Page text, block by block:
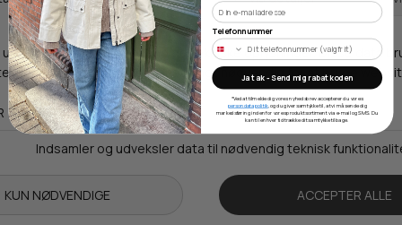
Adresse
Hestehaven 21 K
5260 Odense S
Åbningstider
Man-Ons: 09.00-15.30
Tors: 09.00-17.00
Fre: 09.00-15.30
Telefonnummer
Ja tak - Send mig rabatkoden
*Ved at tilmelde dig vores nyhedsbrev accepterer du vores
persondatapolitik, og du giver samtykke til, at vi må sende dig
markedsføring inden for vores produktsortiment via e-mail og SMS. Du
kan til enhver tid trække dit samtykke tilbage.